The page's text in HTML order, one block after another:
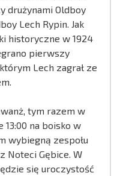
drużynami Oldboy
Lech Rypin. Jak
historyczne w 1924
pierwszy
Lech zagrał ze
tym razem w
13:00 na boisko w
wybiegną zespołu
Noteci Gębice. W
się uroczystość